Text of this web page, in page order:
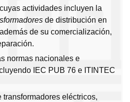
actividades incluyen la
de distribución en
de su comercialización,
normas nacionales e
IEC PUB 76 e ITINTEC
transformadores eléctricos,